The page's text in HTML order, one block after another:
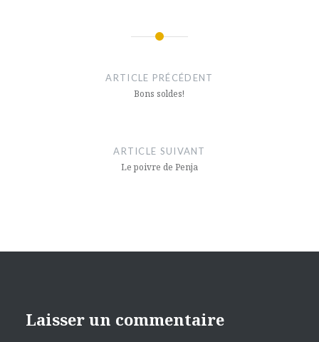
ARTICLE PRÉCÉDENT
Bons soldes!
ARTICLE SUIVANT
Le poivre de Penja
Laisser un commentaire